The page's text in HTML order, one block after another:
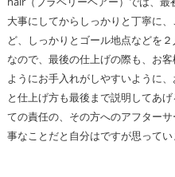
大事にしてからしっかりと丁寧に
ど、しっかりとゴール地点などを
なので、最後の仕上げの際も、お
ようにお手入れがしやすいように
と仕上げ方も最後まで説明してあ
ての責任の、その方へのアフター
事なことだと自分はですが思ってい